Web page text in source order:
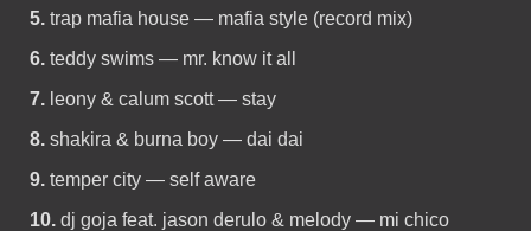
5. trap mafia house — mafia style (record mix)
6. teddy swims — mr. know it all
7. leony & calum scott — stay
8. shakira & burna boy — dai dai
9. temper city — self aware
10. dj goja feat. jason derulo & melody — mi chico